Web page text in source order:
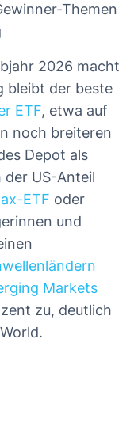
Themen
2026 macht
bleibt der beste
ETF, etwa auf
noch breiteren
Depot als
der US-Anteil
ETF oder
und
Markets
zu, deutlich